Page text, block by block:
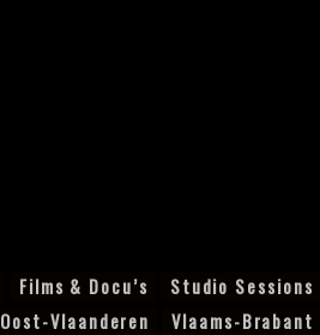
Films & Docu’s Studio Sessions
Oost-Vlaanderen Vlaams-Brabant